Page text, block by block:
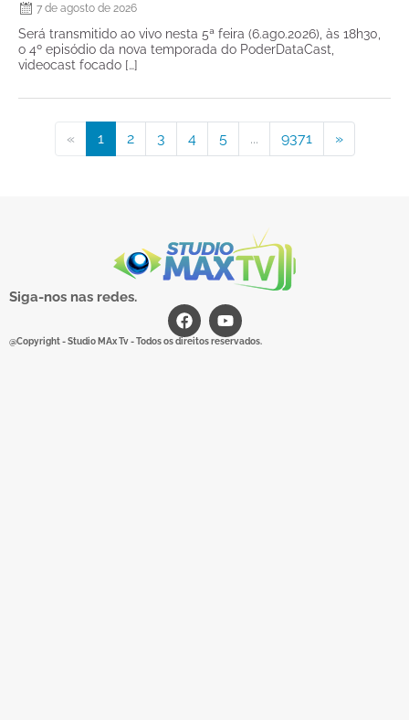
7 de agosto de 2026
Será transmitido ao vivo nesta 5ª feira (6.ago.2026), às 18h30,
o 4º episódio da nova temporada do PoderDataCast,
videocast focado […]
« 1 2 3 4 5 ... 9371 »
Siga-nos nas redes.
@Copyright - Studio MAx Tv - Todos os direitos reservados.